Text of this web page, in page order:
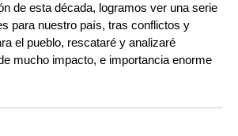
de esta década, logramos ver una serie
para nuestro país, tras conflictos y
el pueblo, rescataré y analizaré
mucho impacto, e importancia enorme